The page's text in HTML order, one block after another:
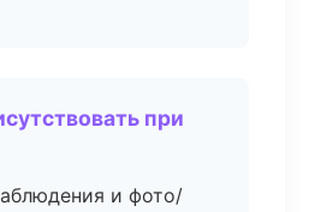
при
и фото/